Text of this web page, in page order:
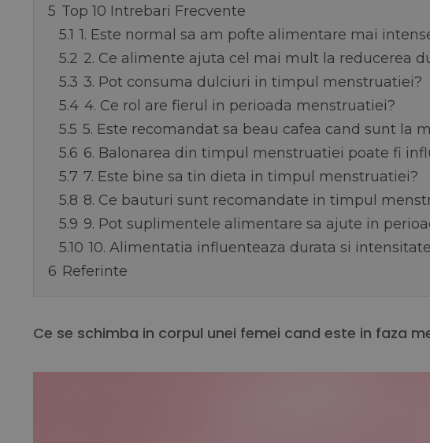
5 Top 10 Intrebari Frecvente
5.1 1. Este normal sa am pofte alimentare mai
5.2 2. Ce alimente ajuta cel mai mult la reducerea
5.3 3. Pot consuma dulciuri in timpul menstruatiei?
5.4 4. Ce rol are fierul in perioada menstruatiei?
5.5 5. Este recomandat sa beau cafea cand sunt la
5.6 6. Balonarea din timpul menstruatiei poate fi
5.7 7. Este bine sa tin dieta in timpul menstruatiei?
5.8 8. Ce bauturi sunt recomandate in timpul
5.9 9. Pot suplimentele alimentare sa ajute in
5.10 10. Alimentatia influenteaza durata si
6 Referinte
Ce se schimba in corpul unei femei cand este in faza